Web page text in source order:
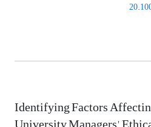
Identifying Factors